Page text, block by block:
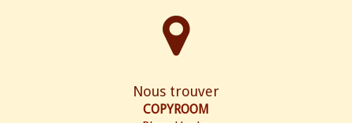
Nous trouver
COPYROOM